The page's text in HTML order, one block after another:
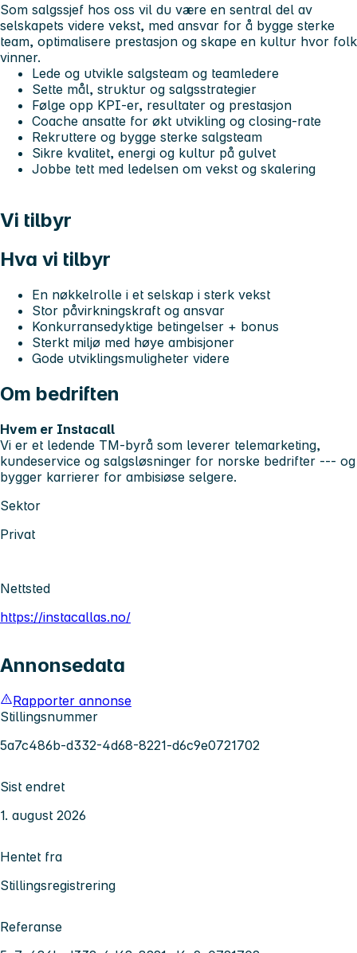
Som salgssjef hos oss vil du være en sentral del av
selskapets videre vekst, med ansvar for å bygge sterke
team, optimalisere prestasjon og skape en kultur hvor folk
vinner.
Lede og utvikle salgsteam og teamledere
Sette mål, struktur og salgsstrategier
Følge opp KPI-er, resultater og prestasjon
Coache ansatte for økt utvikling og closing-rate
Rekruttere og bygge sterke salgsteam
Sikre kvalitet, energi og kultur på gulvet
Jobbe tett med ledelsen om vekst og skalering
Vi tilbyr
Hva vi tilbyr
En nøkkelrolle i et selskap i sterk vekst
Stor påvirkningskraft og ansvar
Konkurransedyktige betingelser + bonus
Sterkt miljø med høye ambisjoner
Gode utviklingsmuligheter videre
Om bedriften
Hvem er Instacall
Vi er et ledende TM-byrå som leverer telemarketing,
kundeservice og salgsløsninger for norske bedrifter --- og
bygger karrierer for ambisiøse selgere.
Sektor
Privat
Nettsted
https://instacallas.no/
Annonsedata
Rapporter annonse
Stillingsnummer
5a7c486b-d332-4d68-8221-d6c9e0721702
Sist endret
1. august 2026
Hentet fra
Stillingsregistrering
Referanse